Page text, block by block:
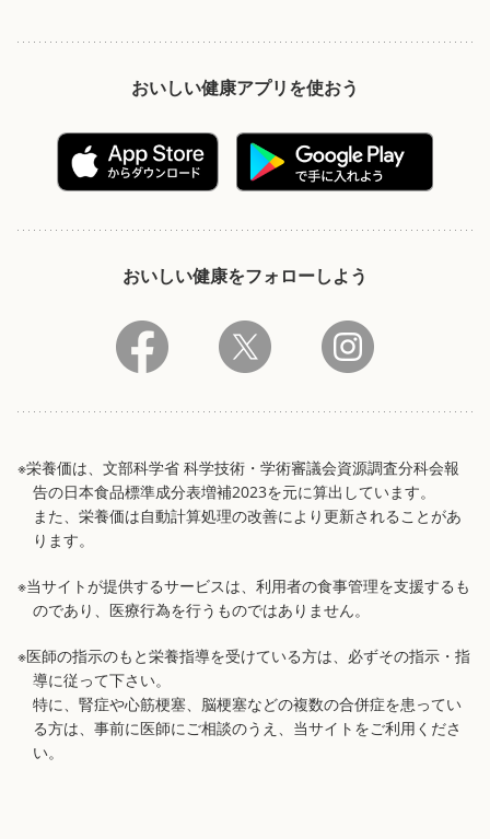
おいしい健康アプリを使おう
おいしい健康をフォローしよう
※栄養価は、文部科学省 科学技術・学術審議会資源調査分科会報
告の日本食品標準成分表増補2023を元に算出しています。
また、栄養価は自動計算処理の改善により更新されることがあ
ります。
※当サイトが提供するサービスは、利用者の食事管理を支援するも
のであり、医療行為を行うものではありません。
※医師の指示のもと栄養指導を受けている方は、必ずその指示・指
導に従って下さい。
特に、腎症や心筋梗塞、脳梗塞などの複数の合併症を患ってい
る方は、事前に医師にご相談のうえ、当サイトをご利用くださ
い。